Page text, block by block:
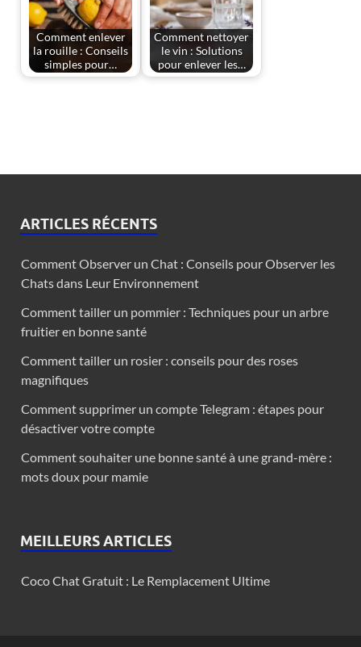
Comment enlever
la rouille : Conseils
simples pour…
Comment nettoyer
le vin : Solutions
pour enlever les…
ARTICLES RÉCENTS
Comment Observer un Chat : Conseils pour Observer les
Chats dans Leur Environnement
Comment tailler un pommier : Techniques pour un arbre
fruitier en bonne santé
Comment tailler un rosier : conseils pour des roses
magnifiques
Comment supprimer un compte Telegram : étapes pour
désactiver votre compte
Comment souhaiter une bonne santé à une grand-mère :
mots doux pour mamie
MEILLEURS ARTICLES
Coco Chat Gratuit : Le Remplacement Ultime